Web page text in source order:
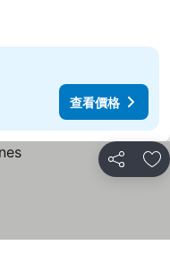
查看價格
分享 加